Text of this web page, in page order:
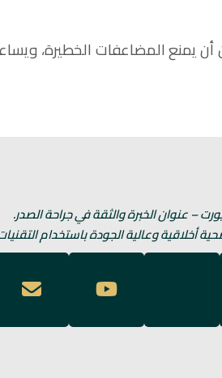
يمنع المضاعفات الخطيرة،
– عنوان الخبرة والثقة في جراحة الصدر.
أخلاقية وعالية الجودة باستخدام